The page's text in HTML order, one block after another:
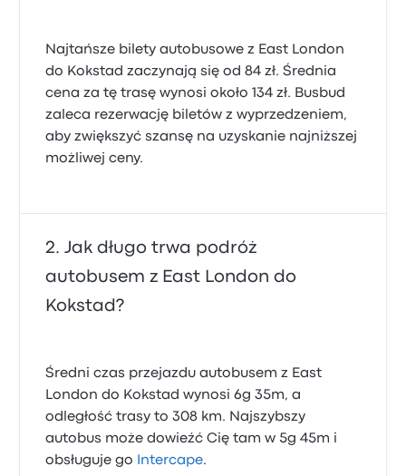
Najtańsze bilety autobusowe z East London
do Kokstad zaczynają się od 84 zł. Średnia
cena za tę trasę wynosi około 134 zł. Busbud
zaleca rezerwację biletów z wyprzedzeniem,
aby zwiększyć szansę na uzyskanie najniższej
możliwej ceny.
Jak długo trwa podróż
autobusem z East London do
Kokstad?
Średni czas przejazdu autobusem z East
London do Kokstad wynosi 6g 35m, a
odległość trasy to 308 km. Najszybszy
autobus może dowieźć Cię tam w 5g 45m i
obsługuje go
Intercape.